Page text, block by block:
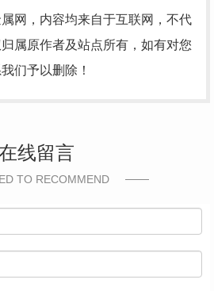
网，内容均来自于互联网，不代
属原作者及站点所有，如有对您
们予以删除！
线留言
TO RECOMMEND